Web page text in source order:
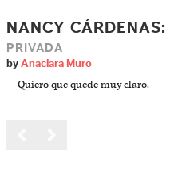
NANCY CÁRDENAS:
PRIVADA
by Anaclara Muro
―Quiero que quede muy claro.